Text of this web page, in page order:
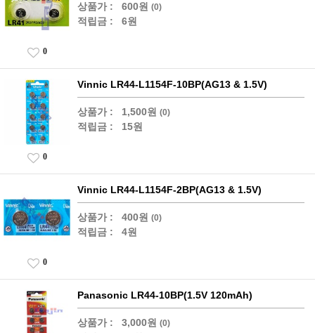
상품가 : 600원 (0)
적립금 : 6원
0
Vinnic LR44-L1154F-10BP(AG13 & 1.5V)
상품가 : 1,500원 (0)
적립금 : 15원
0
Vinnic LR44-L1154F-2BP(AG13 & 1.5V)
상품가 : 400원 (0)
적립금 : 4원
0
Panasonic LR44-10BP(1.5V 120mAh)
상품가 : 3,000원 (0)